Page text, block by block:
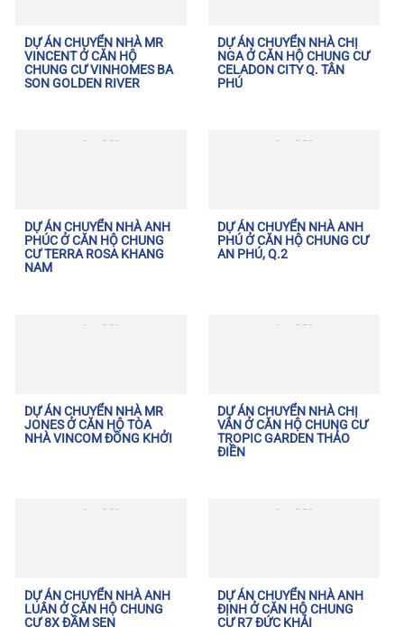
DỰ ÁN CHUYỂN NHÀ MR
VINCENT Ở CĂN HỘ
CHUNG CƯ VINHOMES BA
SON GOLDEN RIVER
DỰ ÁN CHUYỂN NHÀ CHỊ
NGA Ở CĂN HỘ CHUNG CƯ
CELADON CITY Q. TÂN
PHÚ
DỰ ÁN CHUYỂN NHÀ ANH
PHÚC Ở CĂN HỘ CHUNG
CƯ TERRA ROSA KHANG
NAM
DỰ ÁN CHUYỂN NHÀ ANH
PHÚ Ở CĂN HỘ CHUNG CƯ
AN PHÚ, Q.2
DỰ ÁN CHUYỂN NHÀ MR
JONES Ở CĂN HỘ TÒA
NHÀ VINCOM ĐỒNG KHỞI
DỰ ÁN CHUYỂN NHÀ CHỊ
VÂN Ở CĂN HỘ CHUNG CƯ
TROPIC GARDEN THẢO
ĐIỀN
DỰ ÁN CHUYỂN NHÀ ANH
LUÂN Ở CĂN HỘ CHUNG
CƯ 8X ĐẦM SEN
DỰ ÁN CHUYỂN NHÀ ANH
ĐỊNH Ở CĂN HỘ CHUNG
CƯ R7 ĐỨC KHẢI